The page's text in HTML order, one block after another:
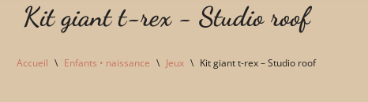
Kit giant t-rex - Studio roof
Accueil \ Enfants • naissance \ Jeux \ Kit giant t-rex – Studio roof